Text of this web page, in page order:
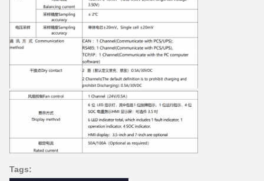
Tags: